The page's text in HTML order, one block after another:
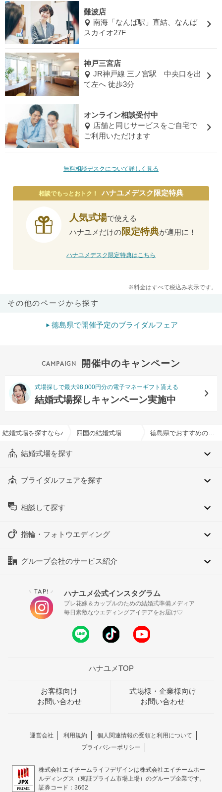
難波店
南海「なんば駅」直結、なんば
スカイオ27F
神戸三宮店
JR神戸線 三ノ宮駅 中央口を出
て左へ 徒歩3分
オンライン相談受付中
店舗と同じサービスをご自宅で
ご利用いただけます
無料相談デスクについて詳しく見る
相談でもっとおトク！ ハナユメデスク限定特典
人気式場で使える
ハナユメだけの限定特典が適用に！
ハナユメデスク限定特典はこちら
※料金はすべて税込み表示です。
その他のページから探す
徳島県で開催予定のブライダルフェア
開催中のキャンペーン
式場探しで最大98,000円分の電子マネーギフト貰える
結婚式場探しキャンペーン実施中
結婚式場を探すならハナユメ四国の結婚式場
結婚式場を探す
ブライダルフェアを探す
相談して探す
指輪・フォトウエディング
グループ会社のサービス紹介
＼ TAP! ／ ハナユメ公式インスタグラム
プレ花嫁＆カップルのための結婚式準備メディア
毎日素敵なウエディングアイデアをお届け♡
ハナユメTOP
お客様向け
お問い合わせ
式場様・企業様向け
お問い合わせ
運営会社 利用規約
個人関連情報の受領と利用について
プライバシーポリシー
株式会社エイチームライフデザインは株式会社エイチームホー
ルディングス（東証プライム市場上場）のグループ企業です。
証券コード：3662